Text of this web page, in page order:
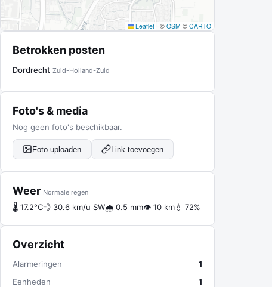
Leaflet | © OSM © CARTO
Betrokken posten
Dordrecht Zuid-Holland-Zuid
Foto's & media
Nog geen foto's beschikbaar.
Foto uploaden Link toevoegen
Weer Normale regen
🌡 17.2°C💨 30.6 km/u SW🌧 0.5 mm👁 10 km💧 72%
Overzicht
Alarmeringen
1
Eenheden
1